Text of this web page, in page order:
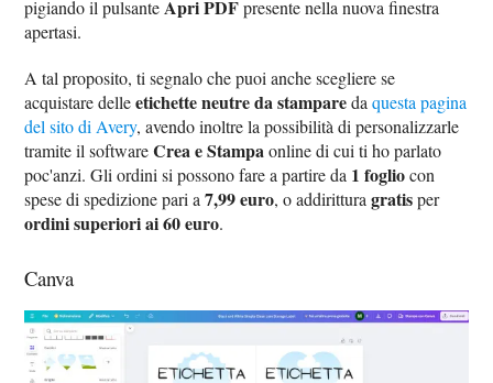
pigiando il pulsanteApri PDFpresente nella nuova finestra
apertasi.
A tal proposito, ti segnalo che puoi anche scegliere se
acquistare delleetichette neutre da stamparedaquesta pagina
del sito di Avery, avendo inoltre la possibilità di personalizzarle
tramite il softwareCrea e Stampaonline di cui ti ho parlato
poc'anzi. Gli ordini si possono fare a partire da 1 fogliocon
spese di spedizione pari a7,99 euro, o addiritturagratisper
ordini superiori ai 60 euro.
Canva